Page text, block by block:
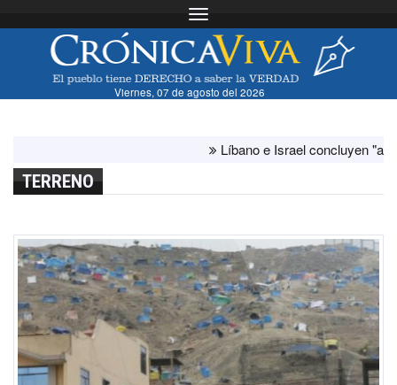
Toggle navigation
Viernes, 07 de agosto del 2026
Líbano e Israel concluyen "antes
TERRENO